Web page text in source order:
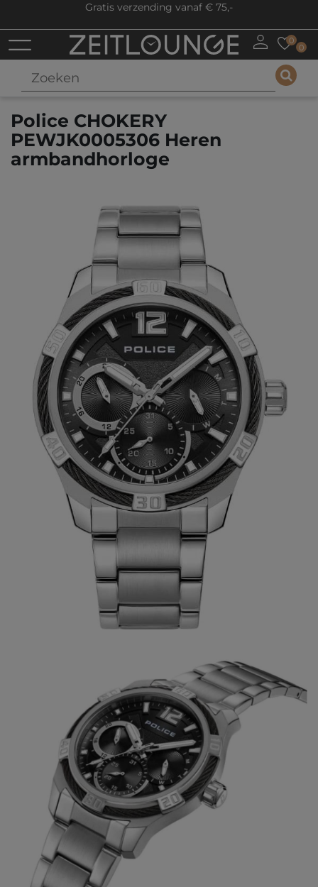
Gratis verzending vanaf € 75,-
0
0
Police CHOKERY
PEWJK0005306 Heren
armbandhorloge